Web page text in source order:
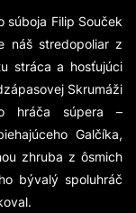
súboja Filip Souček
náš stredopoliar z
stráca a hosťujúci
Skrumáži
hráča súpera –
Galčíka,
zhruba z ôsmich
bývalý spoluhráč